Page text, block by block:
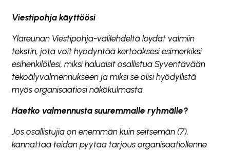
Viestipohja käyttöösi
Yläreunan Viestipohja-välilehdeltä löydät valmiin
tekstin, jota voit hyödyntää kertoaksesi esimerkiksi
esihenkilöllesi, miksi haluaisit osallistua Syventävään
tekoälyvalmennukseen ja miksi se olisi hyödyllistä
myös organisaatiosi näkökulmasta.
Haetko valmennusta suuremmalle ryhmälle?
Jos osallistujia on enemmän kuin seitsemän (7),
kannattaa teidän pyytää tarjous organisaatiollenne